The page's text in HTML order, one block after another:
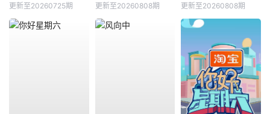
更新至20260725期 更新至20260808期 更新至20260808期